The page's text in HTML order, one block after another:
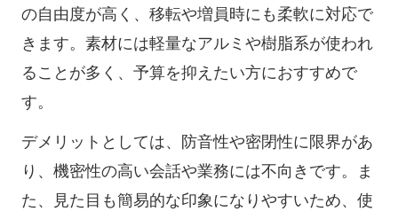
の自由度が高く、移転や増員時にも柔軟に対応で
きます。素材には軽量なアルミや樹脂系が使われ
ることが多く、予算を抑えたい方におすすめで
す。
デメリットとしては、防音性や密閉性に限界があ
り、機密性の高い会話や業務には不向きです。ま
た、見た目も簡易的な印象になりやすいため、使